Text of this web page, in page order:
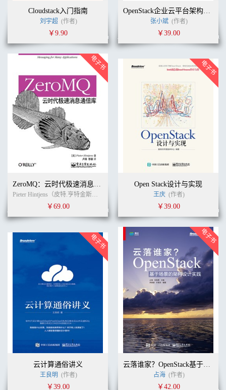
Cloudstack入门指南
刘宇超 (作者)
￥9.90
OpenStack企业云平台架构与实践
张小斌 (作者)
￥39.00
ZeroMQ：云时代极速消息通信库
Pieter Hintjens（皮特.亨特金斯） (作者)
￥69.00
Open Stack设计与实现
王庆 (作者)
￥39.00
云计算通俗讲义
王良明 (作者)
￥39.00
云落谁家？OpenStack基于场景的架构设计实践
占海 (作者)
￥42.00